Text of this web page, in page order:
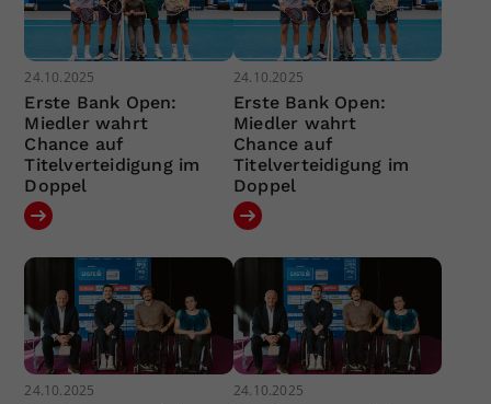
24.10.2025
Erste Bank Open:
Miedler wahrt
Chance auf
Titelverteidigung im
Doppel
24.10.2025
Erste Bank Open:
Miedler wahrt
Chance auf
Titelverteidigung im
Doppel
24.10.2025 24.10.2025